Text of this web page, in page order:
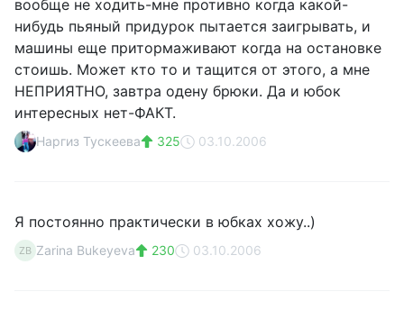
вообще не ходить-мне противно когда какой-
нибудь пьяный придурок пытается заигрывать, и
машины еще притормаживают когда на остановке
стоишь. Может кто то и тащится от этого, а мне
НЕПРИЯТНО, завтра одену брюки. Да и юбок
интересных нет-ФАКТ.
Наргиз Тускеева 325 03.10.2006
Я постоянно практически в юбках хожу..)
ZB Zarina Bukeyeva 230 03.10.2006